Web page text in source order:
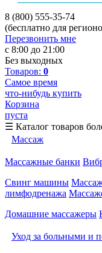
8 (800) 555-35-74
(бесплатно для
Перезвонить мне
с 8:00 до 21:00
Без выходных
Товаров: 0
Самое время
что-нибудь купить
Корзина
пуста
☰ Каталог товаров
Массаж
Массажные банки
Свинг машины
лимфодренажа
Домашние массажеры
Уход за больными и